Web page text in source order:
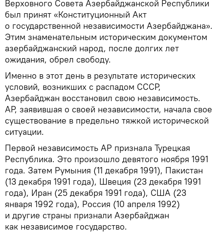
Верховного Совета Азербайджанской Республики
был принят «Конституционный Акт
о государственной независимости Азербайджана».
Этим знаменательным историческим документом
азербайджанский народ, после долгих лет
ожидания, обрел свободу.
Именно в этот день в результате исторических
условий, возникших с распадом СССР,
Азербайджан восстановил свою независимость.
АР, заявившая о своей независимости, начала свое
существование в предельно тяжкой исторической
ситуации.
Первой независимость АР признала Турецкая
Республика. Это произошло девятого ноября 1991
года. Затем Румыния (11 декабря 1991), Пакистан
(13 декабря 1991 года), Швеция (23 декабря 1991
года), Иран (25 декабря 1991 года), США (23
января 1992 года), Россия (10 апреля 1992)
и другие страны признали Азербайджан
как независимое государство.